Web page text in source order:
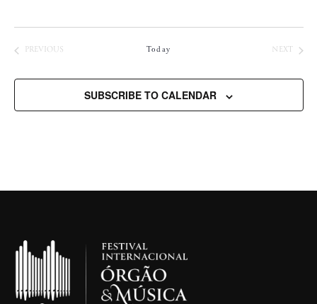
l
e
t
PREVIOUSCONCERTOS Today NEXT
SUBSCRIBE TO CALENDAR